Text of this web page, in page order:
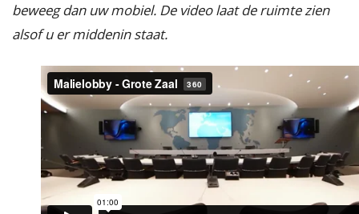
beweeg dan uw mobiel. De video laat de ruimte zien
alsof u er middenin staat.